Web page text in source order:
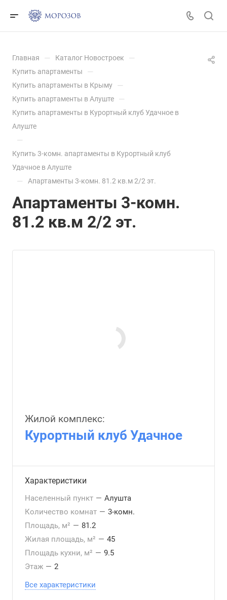
Главная — Каталог Новостроек —
Купить апартаменты —
Купить апартаменты в Крыму —
Купить апартаменты в Алуште —
Купить апартаменты в Курортный клуб Удачное в
Алуште
—
Купить 3-комн. апартаменты в Курортный клуб
Удачное в Алуште
— Апартаменты 3-комн. 81.2 кв.м 2/2 эт.
Апартаменты 3-комн.
81.2 кв.м 2/2 эт.
Жилой комплекс:
Курортный клуб Удачное
Характеристики
Населенный пункт — Алушта
Количество комнат — 3-комн.
Площадь, м² — 81.2
Жилая площадь, м² — 45
Площадь кухни, м² — 9.5
Этаж — 2
Все характеристики